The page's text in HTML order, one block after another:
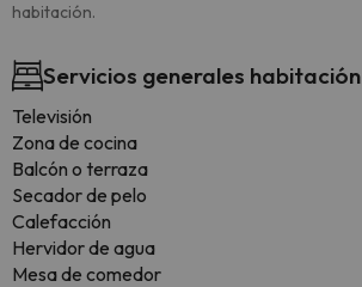
habitación.
Servicios generales habitación
Televisión
Zona de cocina
Balcón o terraza
Secador de pelo
Calefacción
Hervidor de agua
Mesa de comedor